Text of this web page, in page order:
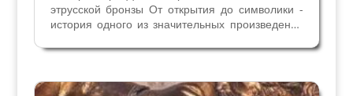
этрусской бронзы От открытия до символики -
история одного из значительных произведений
году, признана самой важной этрусской бронзой
много...